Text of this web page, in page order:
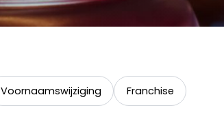
Voornaamswijziging Franchise